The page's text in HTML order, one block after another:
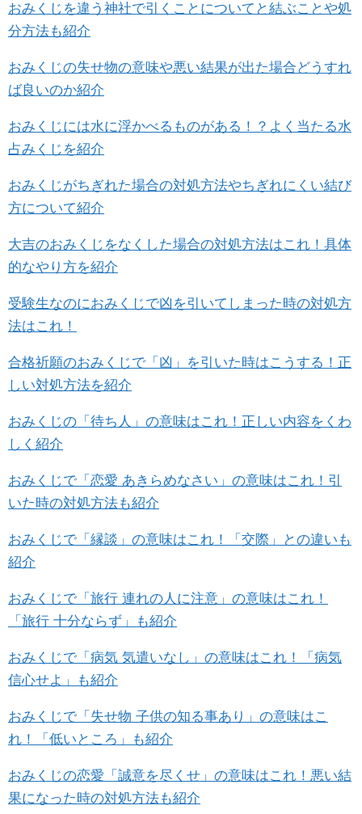
おみくじを違う神社で引くことについてと結ぶことや処
分方法も紹介
おみくじの失せ物の意味や悪い結果が出た場合どうすれ
ば良いのか紹介
おみくじには水に浮かべるものがある！？よく当たる水
占みくじを紹介
おみくじがちぎれた場合の対処方法やちぎれにくい結び
方について紹介
大吉のおみくじをなくした場合の対処方法はこれ！具体
的なやり方を紹介
受験生なのにおみくじで凶を引いてしまった時の対処方
法はこれ！
合格祈願のおみくじで「凶」を引いた時はこうする！正
しい対処方法を紹介
おみくじの「待ち人」の意味はこれ！正しい内容をくわ
しく紹介
おみくじで「恋愛 あきらめなさい」の意味はこれ！引
いた時の対処方法も紹介
おみくじで「縁談」の意味はこれ！「交際」との違いも
紹介
おみくじで「旅行 連れの人に注意」の意味はこれ！
「旅行 十分ならず」も紹介
おみくじで「病気 気遣いなし」の意味はこれ！「病気
信心せよ」も紹介
おみくじで「失せ物 子供の知る事あり」の意味はこ
れ！「低いところ」も紹介
おみくじの恋愛「誠意を尽くせ」の意味はこれ！悪い結
果になった時の対処方法も紹介